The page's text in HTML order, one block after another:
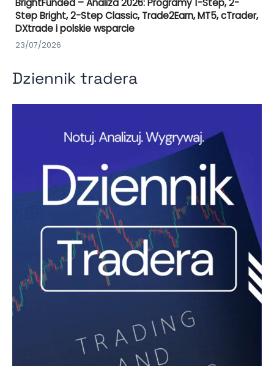
BrightFunded – Analiza 2026: Programy 1-Step, 2-
Step Bright, 2-Step Classic, Trade2Earn, MT5, cTrader,
DXtrade i polskie wsparcie
23/07/2026
Dziennik tradera